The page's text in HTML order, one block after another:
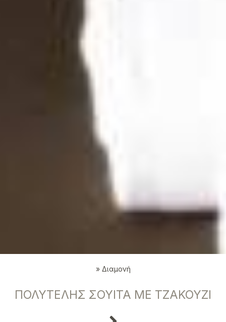
» Διαμονή
ΠΟΛΥΤΕΛΉΣ ΣΟΥΊΤΑ ΜΕ ΤΖΑΚΟΎΖΙ